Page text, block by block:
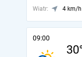
Wiatr:
4 km/h
09:00